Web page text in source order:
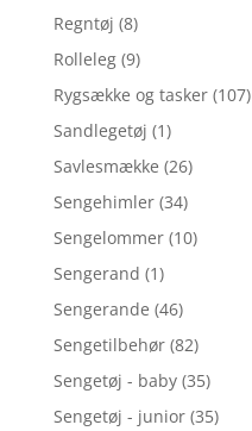
Regntøj (8)
Rolleleg (9)
Rygsække og tasker (107)
Sandlegetøj (1)
Savlesmække (26)
Sengehimler (34)
Sengelommer (10)
Sengerand (1)
Sengerande (46)
Sengetilbehør (82)
Sengetøj - baby (35)
Sengetøj - junior (35)